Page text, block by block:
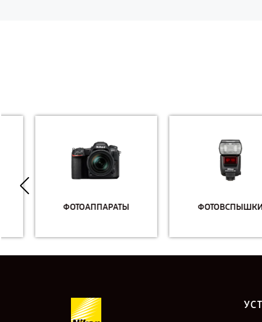
ФОТОАППАРАТЫ ФОТОВСПЫШКИ